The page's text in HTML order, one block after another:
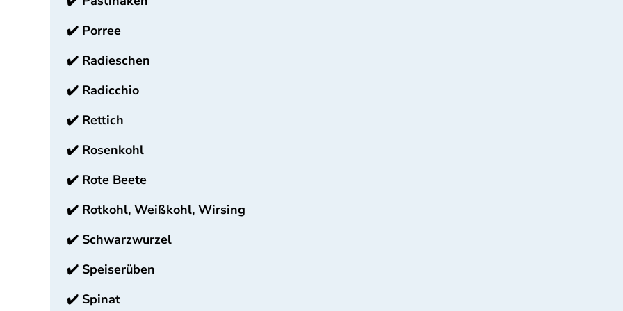
✔️ Porree
✔️ Radieschen
✔️ Radicchio
✔️ Rettich
✔️ Rosenkohl
✔️ Rote Beete
✔️ Rotkohl, Weißkohl, Wirsing
✔️ Schwarzwurzel
✔️ Speiserüben
✔️ Spinat